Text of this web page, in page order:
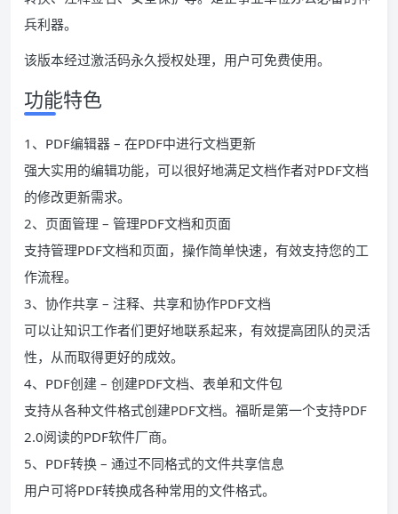
兵利器。
该版本经过激活码永久授权处理，用户可免费使用。
功能特色
1、PDF编辑器 – 在PDF中进行文档更新
强大实用的编辑功能，可以很好地满足文档作者对PDF文档
的修改更新需求。
2、页面管理 – 管理PDF文档和页面
支持管理PDF文档和页面，操作简单快速，有效支持您的工
作流程。
3、协作共享 – 注释、共享和协作PDF文档
可以让知识工作者们更好地联系起来，有效提高团队的灵活
性，从而取得更好的成效。
4、PDF创建 – 创建PDF文档、表单和文件包
支持从各种文件格式创建PDF文档。福昕是第一个支持PDF
2.0阅读的PDF软件厂商。
5、PDF转换 – 通过不同格式的文件共享信息
用户可将PDF转换成各种常用的文件格式。